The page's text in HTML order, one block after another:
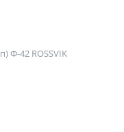
Ф-42 ROSSVIK